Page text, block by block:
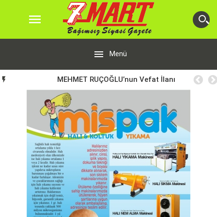

 Menü
 MEHMET RUÇOĞLU’nun Vefat İlanı